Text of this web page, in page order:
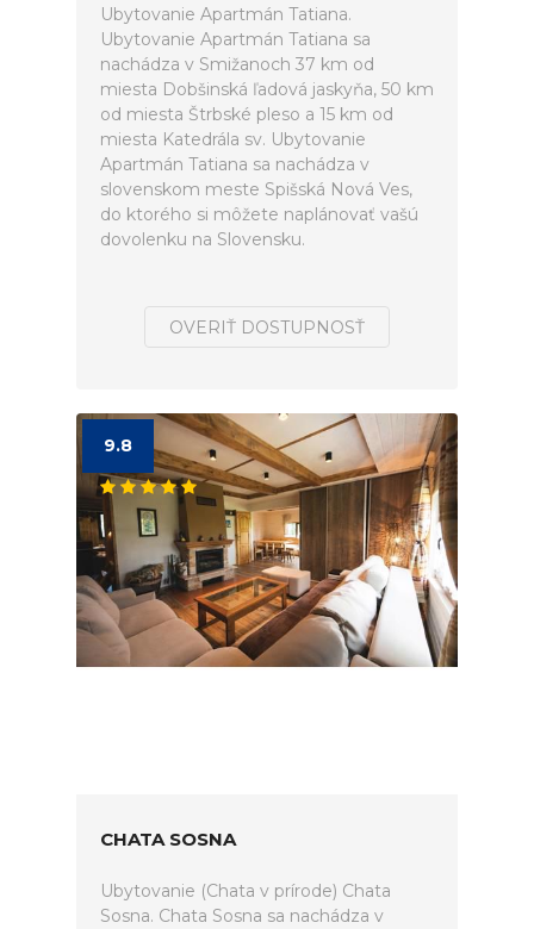
Ubytovanie Apartmán Tatiana.
Ubytovanie Apartmán Tatiana sa
nachádza v Smižanoch 37 km od
miesta Dobšinská ľadová jaskyňa, 50 km
od miesta Štrbské pleso a 15 km od
miesta Katedrála sv. Ubytovanie
Apartmán Tatiana sa nachádza v
slovenskom meste Spišská Nová Ves,
do ktorého si môžete naplánovať vašú
dovolenku na Slovensku.
OVERIŤ DOSTUPNOSŤ
9.8
CHATA SOSNA
Ubytovanie (Chata v prírode) Chata
Sosna. Chata Sosna sa nachádza v